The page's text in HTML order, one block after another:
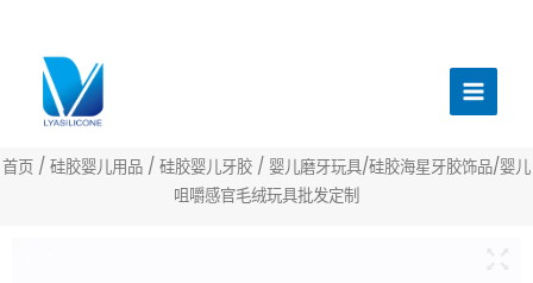
菜
首页 / 硅胶婴儿用品 / 硅胶婴儿牙胶 / 婴儿磨牙玩具/硅胶海星牙胶饰品/婴儿
咀嚼感官毛绒玩具批发定制